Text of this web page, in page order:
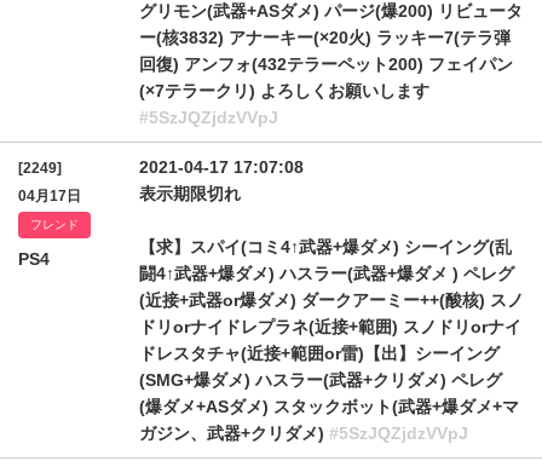
グリモン(武器+ASダメ) パージ(爆200) リビュータ
ー(核3832) アナーキー(×20火) ラッキー7(テラ弾
回復) アンフォ(432テラーペット200) フェイパン
(×7テラークリ) よろしくお願いします
#5SzJQZjdzVVpJ
[2249]
04月17日
フレンド
PS4
2021-04-17 17:07:08
表示期限切れ
【求】スパイ(コミ4↑武器+爆ダメ) シーイング(乱
闘4↑武器+爆ダメ) ハスラー(武器+爆ダメ ) ペレグ
(近接+武器or爆ダメ) ダークアーミー++(酸核) スノ
ドリorナイドレプラネ(近接+範囲) スノドリorナイ
ドレスタチャ(近接+範囲or雷)【出】シーイング
(SMG+爆ダメ) ハスラー(武器+クリダメ) ペレグ
(爆ダメ+ASダメ) スタックボット(武器+爆ダメ+マ
ガジン、武器+クリダメ) #5SzJQZjdzVVpJ